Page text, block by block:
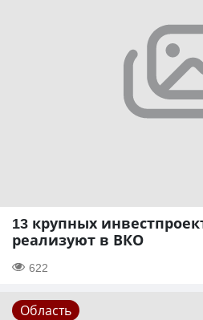
13 крупных
реализуют в ВКО
622
Область